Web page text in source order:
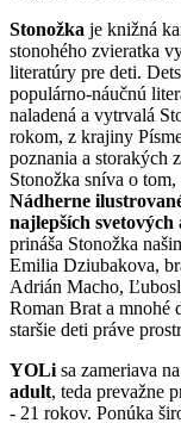
Stonožka je knižná
stonohého zvieratka
literatúry pre deti.
populárno-náučnú
naladená a vytrvalá
rokom, z krajiny
poznania a storakých
Stonožka sníva o
Nádherne
najlepších
prináša Stonožka
Emilia Dziubakova,
Adrián Macho,
Roman Brat a mnohé
staršie deti práve
YOLi sa zameriava
adult, teda prevažne
- 21 rokov. Ponúka